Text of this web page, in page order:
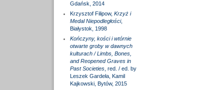
Gdańsk, 2014
Krzysztof Filipow, Krzyż i
Medal Niepodległości,
Białystok, 1998
Kończyny, kości i wtórnie
otwarte groby w dawnych
kulturach / Limbs, Bones,
and Reopened Graves in
Past Societies, red. / ed. by
Leszek Gardeła, Kamil
Kajkowski, Bytów, 2015